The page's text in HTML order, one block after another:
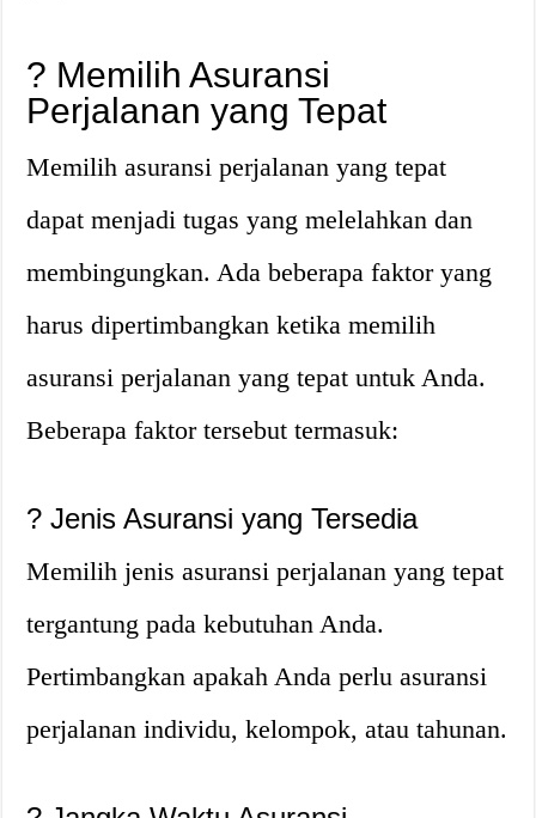
? Memilih Asuransi
Perjalanan yang Tepat
Memilih asuransi perjalanan yang tepat
dapat menjadi tugas yang melelahkan dan
membingungkan. Ada beberapa faktor yang
harus dipertimbangkan ketika memilih
asuransi perjalanan yang tepat untuk Anda.
Beberapa faktor tersebut termasuk:
? Jenis Asuransi yang Tersedia
Memilih jenis asuransi perjalanan yang tepat
tergantung pada kebutuhan Anda.
Pertimbangkan apakah Anda perlu asuransi
perjalanan individu, kelompok, atau tahunan.